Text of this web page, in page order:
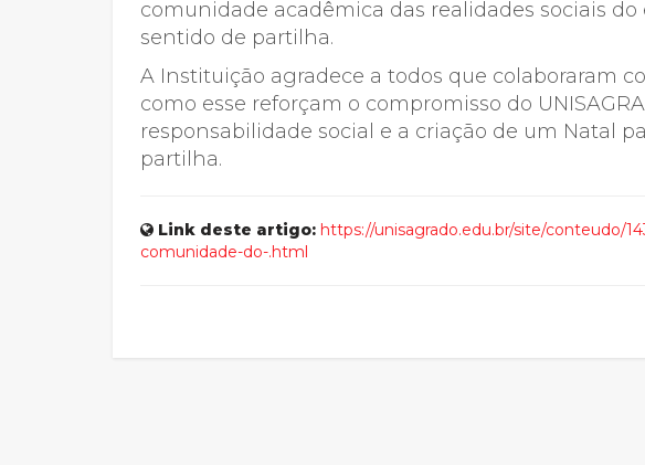
comunidade acadêmica das realidades sociais
sentido de partilha.
A Instituição agradece a todos que colaboraram
como esse reforçam o compromisso do
responsabilidade social e a criação de um Natal
partilha.
Link deste artigo: https://unisagrado.edu.br/site/conteudo/
comunidade-do-.html